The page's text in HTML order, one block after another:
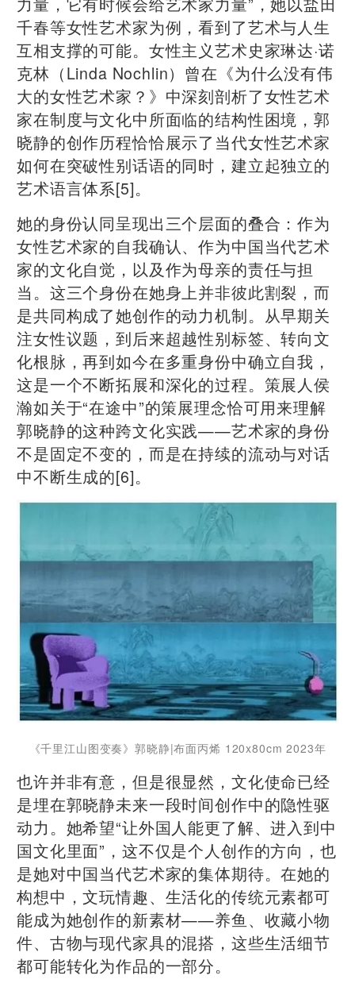
千春等女性艺术家为例，看到了艺术与人生
互相支撑的可能。女性主义艺术史家琳达·诺
克林（Linda Nochlin）曾在《为什么没有伟
大的女性艺术家？》中深刻剖析了女性艺术
家在制度与文化中所面临的结构性困境，郭
晓静的创作历程恰恰展示了当代女性艺术家
如何在突破性别话语的同时，建立起独立的
艺术语言体系[5]。
她的身份认同呈现出三个层面的叠合：作为
女性艺术家的自我确认、作为中国当代艺术
家的文化自觉，以及作为母亲的责任与担
当。这三个身份在她身上并非彼此割裂，而
是共同构成了她创作的动力机制。从早期关
注女性议题，到后来超越性别标签、转向文
化根脉，再到如今在多重身份中确立自我，
这是一个不断拓展和深化的过程。策展人侯
瀚如关于“在途中”的策展理念恰可用来理解
郭晓静的这种跨文化实践——艺术家的身份
不是固定不变的，而是在持续的流动与对话
中不断生成的[6]。
《千里江山图变奏》郭晓静|布面丙烯 120x80cm 2023年
也许并非有意，但是很显然，文化使命已经
是埋在郭晓静未来一段时间创作中的隐性驱
动力。她希望“让外国人能更了解、进入到中
国文化里面”，这不仅是个人创作的方向，也
是她对中国当代艺术家的集体期待。在她的
构想中，文玩情趣、生活化的传统元素都可
能成为她创作的新素材——养鱼、收藏小物
件、古物与现代家具的混搭，这些生活细节
都可能转化为作品的一部分。